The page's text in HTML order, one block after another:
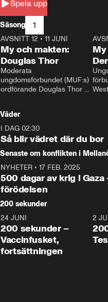
Spela upp
Säsong 1
26:27
AVSNITT 12 • 11 JUNI
My och makten:
Douglas Thor
Moderata
ungdomsförbundet (MUF:s)
ordförande Douglas Thor
tonårsutvisningarna och hur
Moderaterna ska locka
väljare till valet i höst.
Väder
I DAG 02:30
Så blir vädret där du bor
Senaste om konflikten i
NYHETER • 17 FEB. 2025
500 dagar av krig i Gaza
förödelsen
200 sekunder
5:00
24 JUNI
200 sekunder –
Vaccinfusket,
fortsättningen
2